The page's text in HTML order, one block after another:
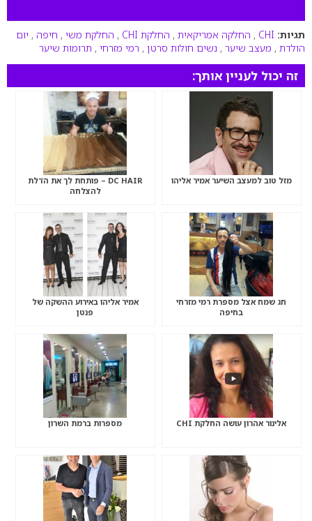
תגיות: CHI
, החלקה אמריקאית , החלקת CHI , החלקת משי , חיפה , יום
הולדת , מעצב שיער , נשים חולות סרטן , רמי מזרחי , תרומות שיער
זה יכול לעניין אותך:
מזל טוב למעצב השיער אמיר אליהו
DC HAIR – פותחת לך את הדלת
להצלחה
חג שמח אצל מספרת רמי מזרחי
בחיפה
אמיר אליהו באירוע ההשקה של
פנטן
אלינור אהרון עושה החלקת CHI מספרות ברמת השרון